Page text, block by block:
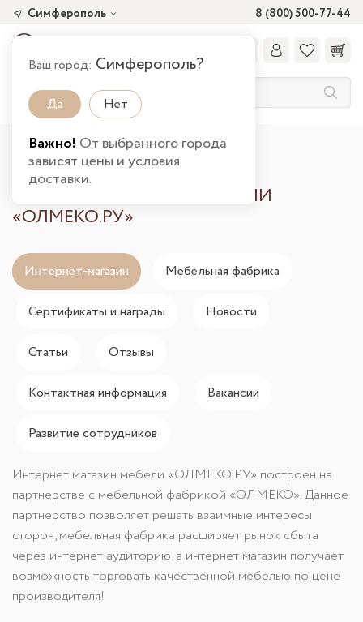
8 (800) 500-77-44
Симферополь
Ваш город: Симферополь?
Да Нет
Важно! От выбранного города
зависят цены и условия
доставки.
Главная О компании
ИНТЕРНЕТ МАГАЗИН МЕБЕЛИ
«ОЛМЕКО.РУ»
Интернет-магазин Мебельная фабрика
Сертификаты и награды Новости
Статьи Отзывы
Контактная информация Вакансии
Развитие сотрудников
Интернет магазин мебели «ОЛМЕКО.РУ» построен на
партнерстве с мебельной фабрикой «ОЛМЕКО». Данное
партнерство позволяет решать взаимные интересы
сторон, мебельная фабрика расширяет рынок сбыта
через интернет аудиторию, а интернет магазин получает
возможность торговать качественной мебелью по цене
производителя!